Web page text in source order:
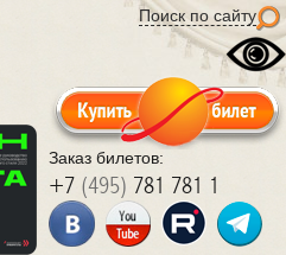
Поиск по сайту
Заказ билетов:
+7 (495) 781 781 1